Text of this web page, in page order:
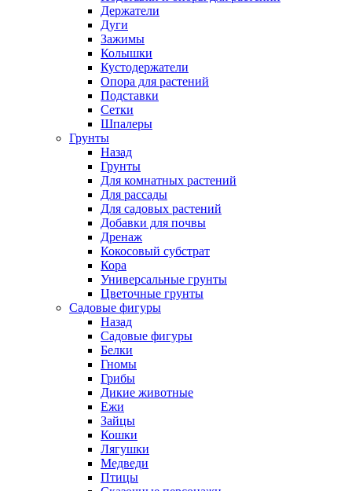
Держатели
Дуги
Зажимы
Колышки
Кустодержатели
Опора для растений
Подставки
Сетки
Шпалеры
Грунты
Назад
Грунты
Для комнатных растений
Для рассады
Для садовых растений
Добавки для почвы
Дренаж
Кокосовый субстрат
Кора
Универсальные грунты
Цветочные грунты
Садовые фигуры
Назад
Садовые фигуры
Белки
Гномы
Грибы
Дикие животные
Ежи
Зайцы
Кошки
Лягушки
Медведи
Птицы